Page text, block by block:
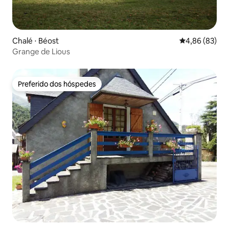
Chalé ⋅ Béost 4,86 de uma
4,86 (83)
Grange de Lious
Preferido dos hóspedes
Preferido dos hóspedes